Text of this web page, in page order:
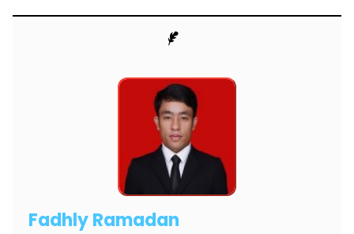
Fadhly Ramadan